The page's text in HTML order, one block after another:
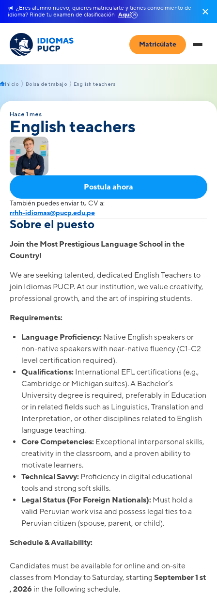
¿Eres alumno nuevo, quieres matricularte y tienes conocimiento de
idioma? Rinde tu examen de clasificación Aquí
Matricúlate
Inicio Bolsa de trabajo English teachers
Hace 1 mes
English teachers
Postula ahora
También puedes enviar tu CV a:
rrhh-idiomas@pucp.edu.pe
Sobre el puesto
Join the Most Prestigious Language School in the
Country!
We are seeking talented, dedicated English Teachers to
join Idiomas PUCP. At our institution, we value creativity,
professional growth, and the art of inspiring students.
Requirements:
Language Proficiency: Native English speakers or
non-native speakers with near-native fluency (C1-C2
level certification required).
Qualifications: International EFL certifications (e.g.,
Cambridge or Michigan suites). A Bachelor’s
University degree is required, preferably in Education
or in related fields such as Linguistics, Translation and
Interpretation, or other disciplines related to English
language teaching.
Core Competencies: Exceptional interpersonal skills,
creativity in the classroom, and a proven ability to
motivate learners.
Technical Savvy: Proficiency in digital educational
tools and strong soft skills.
Legal Status (For Foreign Nationals): Must hold a
valid Peruvian work visa and possess legal ties to a
Peruvian citizen (spouse, parent, or child).
Schedule & Availability:
Candidates must be available for online and on-site
classes from Monday to Saturday, starting September 1 st
, 2026 in the following schedule.